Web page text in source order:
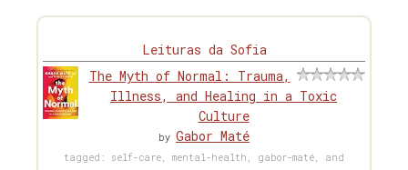
Leituras da Sofia
The Myth of Normal: Trauma,
Illness, and Healing in a Toxic
Culture
by Gabor Maté
tagged: self-care, mental-health, gabor-maté, and